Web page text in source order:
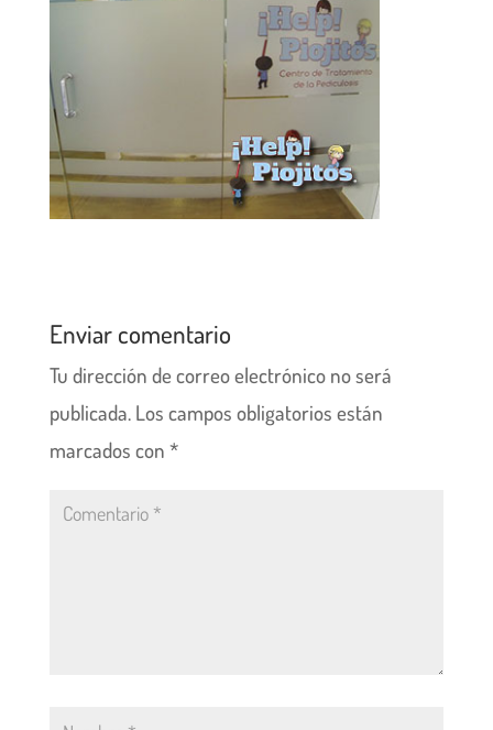
Enviar comentario
Tu dirección de correo electrónico no será
publicada. Los campos obligatorios están
marcados con *